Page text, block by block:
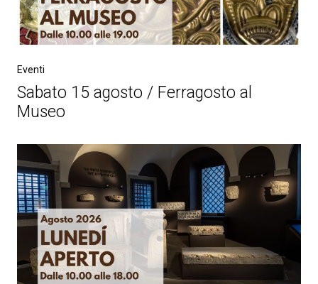
Eventi
Sabato 15 agosto / Ferragosto al
Museo